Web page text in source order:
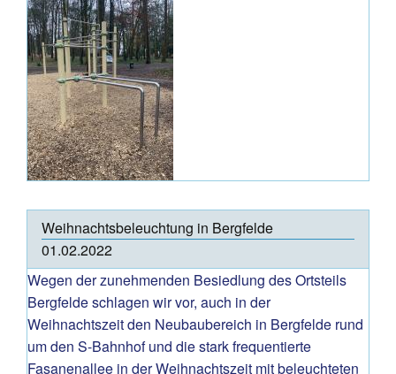
Weihnachtsbeleuchtung in Bergfelde
01.02.2022
Wegen der zunehmenden Besiedlung des Ortsteils
Bergfelde schlagen wir vor, auch in der
Weihnachtszeit den Neubaubereich in Bergfelde rund
um den S-Bahnhof und die stark frequentierte
Fasanenallee in der Weihnachtszeit mit beleuchteten